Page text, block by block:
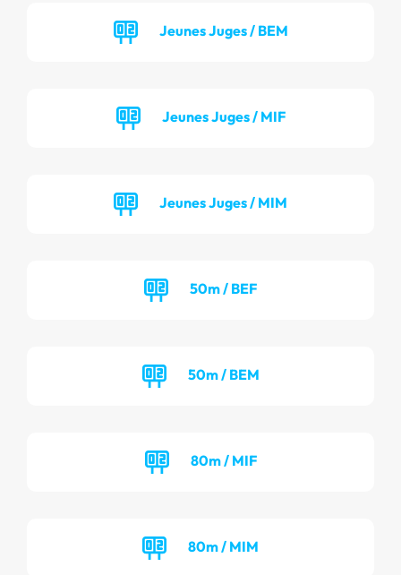
Jeunes Juges / BEM
Jeunes Juges / MIF
Jeunes Juges / MIM
50m / BEF
50m / BEM
80m / MIF
80m / MIM